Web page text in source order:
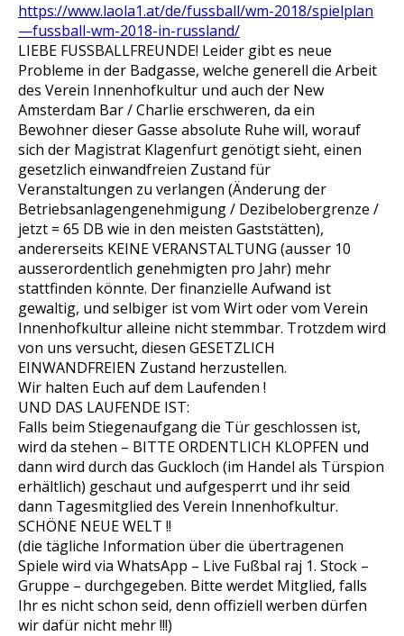
https://www.laola1.at/de/fussball/wm-2018/spielplan
—fussball-wm-2018-in-russland/
LIEBE FUSSBALLFREUNDE! Leider gibt es neue
Probleme in der Badgasse, welche generell die Arbeit
des Verein Innenhofkultur und auch der New
Amsterdam Bar / Charlie erschweren, da ein
Bewohner dieser Gasse absolute Ruhe will, worauf
sich der Magistrat Klagenfurt genötigt sieht, einen
gesetzlich einwandfreien Zustand für
Veranstaltungen zu verlangen (Änderung der
Betriebsanlagengenehmigung / Dezibelobergrenze /
jetzt = 65 DB wie in den meisten Gaststätten),
andererseits KEINE VERANSTALTUNG (ausser 10
ausserordentlich genehmigten pro Jahr) mehr
stattfinden könnte. Der finanzielle Aufwand ist
gewaltig, und selbiger ist vom Wirt oder vom Verein
Innenhofkultur alleine nicht stemmbar. Trotzdem wird
von uns versucht, diesen GESETZLICH
EINWANDFREIEN Zustand herzustellen.
Wir halten Euch auf dem Laufenden !
UND DAS LAUFENDE IST:
Falls beim Stiegenaufgang die Tür geschlossen ist,
wird da stehen – BITTE ORDENTLICH KLOPFEN und
dann wird durch das Guckloch (im Handel als Türspion
erhältlich) geschaut und aufgesperrt und ihr seid
dann Tagesmitglied des Verein Innenhofkultur.
SCHÖNE NEUE WELT !!
(die tägliche Information über die übertragenen
Spiele wird via WhatsApp – Live Fußbal raj 1. Stock –
Gruppe – durchgegeben. Bitte werdet Mitglied, falls
Ihr es nicht schon seid, denn offiziell werben dürfen
wir dafür nicht mehr !!!)